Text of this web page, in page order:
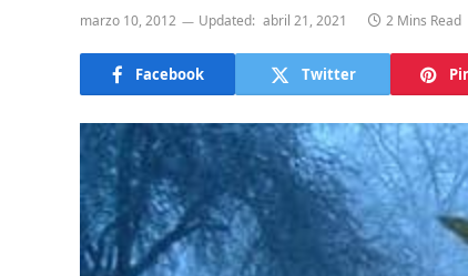
marzo 10, 2012 Updated: abril 21, 2021 2 Mins Read
Facebook Twitter